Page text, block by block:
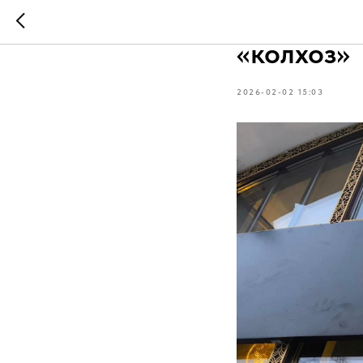
Всё о
«колхоз»
2026-02-02 15:03